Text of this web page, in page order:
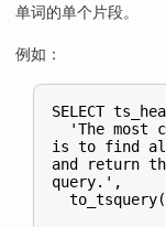
单词的单个片段。
例如：
SELECT
'The most
is to find all
and return
query.',